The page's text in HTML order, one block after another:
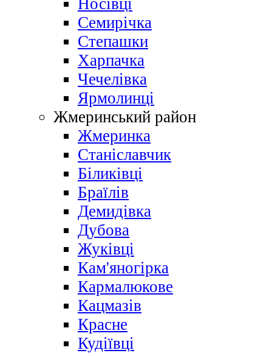
Носівці
Семирічка
Степашки
Харпачка
Чечелівка
Ярмолинці
Жмеринський район
Жмеринка
Станіславчик
Біликівці
Браїлів
Демидівка
Дубова
Жуківці
Кам'яногірка
Кармалюкове
Кацмазів
Красне
Кудіївці